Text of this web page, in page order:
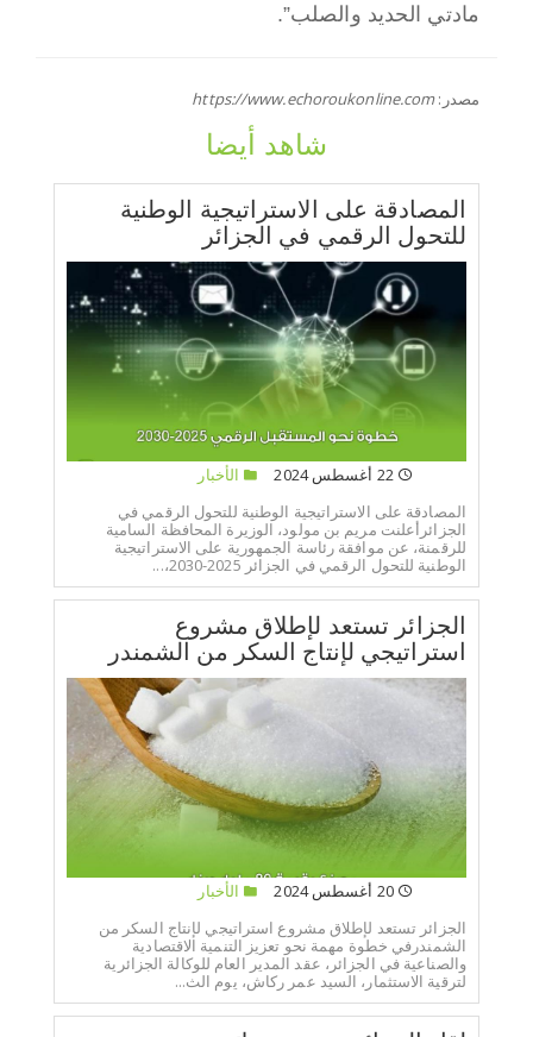
مادتي الحديد والصلب”.
مصدر:https://www.echoroukonline.com
شاهد أيضا
المصادقة على الاستراتيجية الوطنية
للتحول الرقمي في الجزائر
22 أغسطس 2024
الأخبار
المصادقة على الاستراتيجية الوطنية للتحول الرقمي في
الجزائرأعلنت مريم بن مولود، الوزيرة المحافظة السامية
للرقمنة، عن موافقة رئاسة الجمهورية على الاستراتيجية
الوطنية للتحول الرقمي في الجزائر 2025-2030،...
الجزائر تستعد لإطلاق مشروع
استراتيجي لإنتاج السكر من الشمندر
20 أغسطس 2024
الأخبار
الجزائر تستعد لإطلاق مشروع استراتيجي لإنتاج السكر من
الشمندرفي خطوة مهمة نحو تعزيز التنمية الاقتصادية
والصناعية في الجزائر، عقد المدير العام للوكالة الجزائرية
لترقية الاستثمار، السيد عمر ركاش، يوم الث...